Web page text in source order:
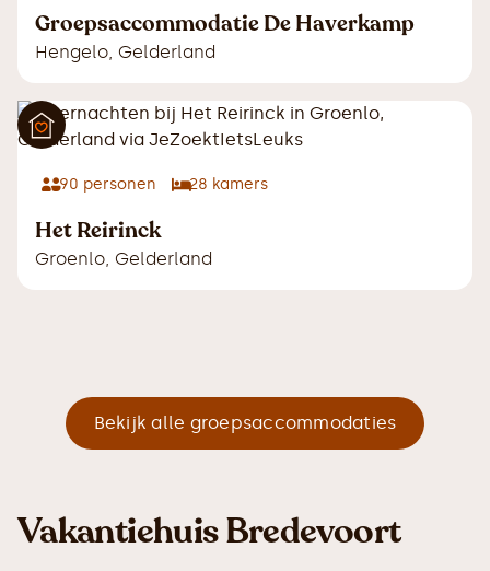
Groepsaccommodatie De Haverkamp
Hengelo, Gelderland
90 personen 28 kamers
Het Reirinck
Groenlo, Gelderland
Bekijk alle groepsaccommodaties
Vakantiehuis Bredevoort